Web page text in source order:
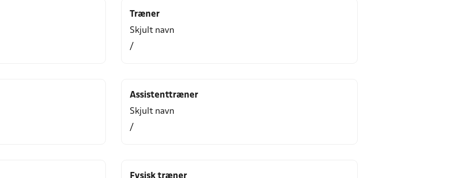
Træner
Skjult navn
/
Assistenttræner
Skjult navn
/
Fysisk træner